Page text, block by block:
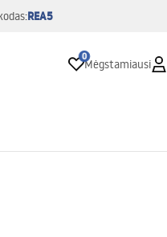
REA5
0
Mėgstamiausi